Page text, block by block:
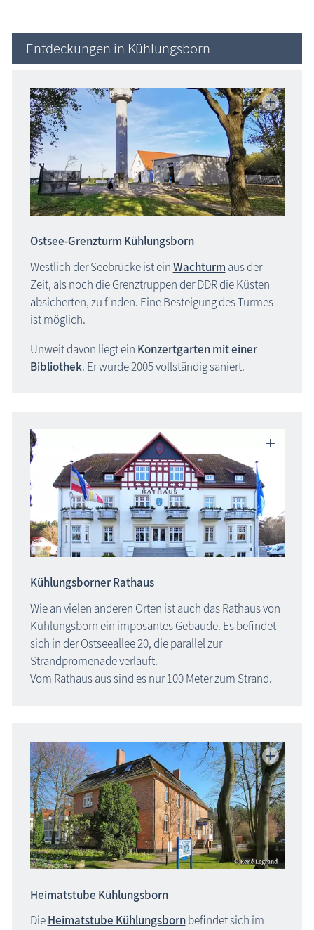
Entdeckungen in Kühlungsborn
Ostsee-Grenzturm Kühlungsborn
Westlich der Seebrücke ist einWachturm aus der
Zeit, als noch die Grenztruppen der DDR die Küsten
absicherten, zu finden. Eine Besteigung des Turmes
ist möglich.
Unweit davon liegt ein Konzertgarten mit einer
Bibliothek. Er wurde 2005 vollständig saniert.
Kühlungsborner Rathaus
Wie an vielen anderen Orten ist auch das Rathaus von
Kühlungsborn ein imposantes Gebäude. Es befindet
sich in der Ostseeallee 20, die parallel zur
Strandpromenade verläuft.
Vom Rathaus aus sind es nur 100 Meter zum Strand.
Heimatstube Kühlungsborn
DieHeimatstube Kühlungsbornbefindet sich im